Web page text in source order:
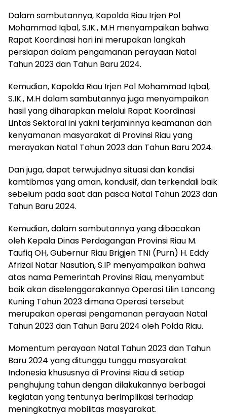
Dalam sambutannya, Kapolda Riau Irjen Pol
Mohammad Iqbal, S.IK., M.H menyampaikan bahwa
Rapat Koordinasi hari ini merupakan langkah
persiapan dalam pengamanan perayaan Natal
Tahun 2023 dan Tahun Baru 2024.
Kemudian, Kapolda Riau Irjen Pol Mohammad Iqbal,
S.IK., M.H dalam sambutannya juga menyampaikan
hasil yang diharapkan melalui Rapat Koordinasi
Lintas Sektoral ini yakni terjaminnya keamanan dan
kenyamanan masyarakat di Provinsi Riau yang
merayakan Natal Tahun 2023 dan Tahun Baru 2024.
Dan juga, dapat terwujudnya situasi dan kondisi
kamtibmas yang aman, kondusif, dan terkendali baik
sebelum pada saat dan pasca Natal Tahun 2023 dan
Tahun Baru 2024.
Kemudian, dalam sambutannya yang dibacakan
oleh Kepala Dinas Perdagangan Provinsi Riau M.
Taufiq OH, Gubernur Riau Brigjen TNI (Purn) H. Eddy
Afrizal Natar Nasution, S.IP menyampaikan bahwa
atas nama Pemerintah Provinsi Riau, menyambut
baik akan diselenggarakannya Operasi Lilin Lancang
Kuning Tahun 2023 dimana Operasi tersebut
merupakan operasi pengamanan perayaan Natal
Tahun 2023 dan Tahun Baru 2024 oleh Polda Riau.
Momentum perayaan Natal Tahun 2023 dan Tahun
Baru 2024 yang ditunggu tunggu masyarakat
Indonesia khususnya di Provinsi Riau di setiap
penghujung tahun dengan dilakukannya berbagai
kegiatan yang tentunya berimplikasi terhadap
meningkatnya mobilitas masyarakat.